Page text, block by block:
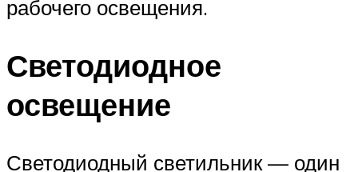
рабочего освещения.
Светодиодное
освещение
Светодиодный светильник — один